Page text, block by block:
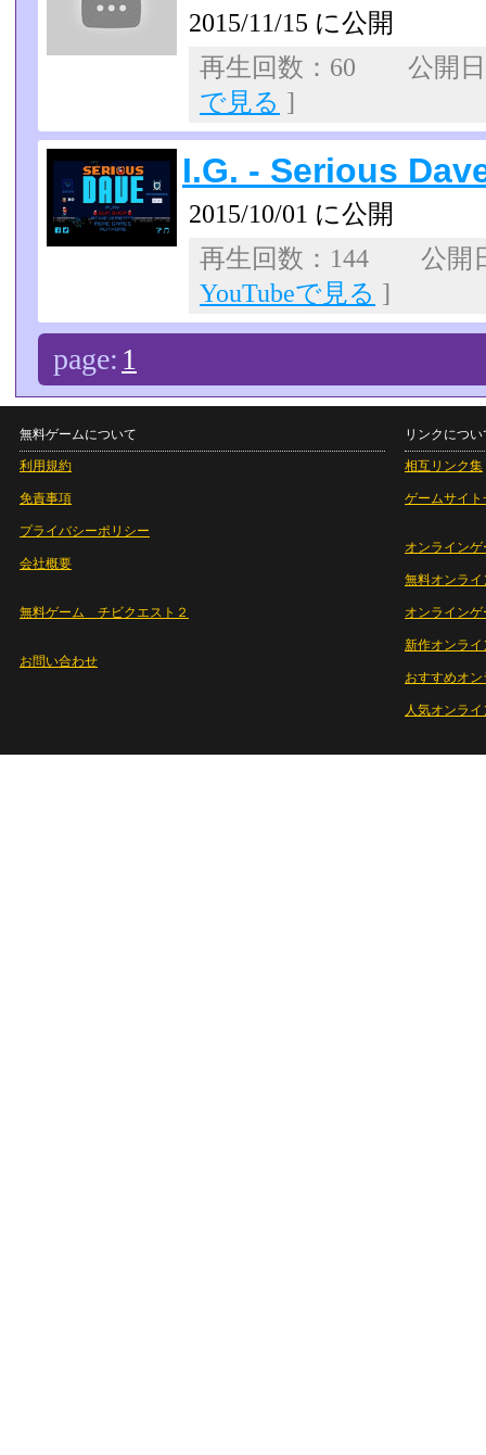
2015/11/15 に公開
再生回数：60 公開
で見る ]
I.G. - Serious
2015/10/01 に公開
再生回数：144 公開
YouTubeで見る ]
page: 1
無料ゲームについて
利用規約
免責事項
プライバシーポリシー
会社概要
無料ゲーム チビクエスト２
お問い合わせ
リンクについ
相互リンク集
ゲームサイト
オンラインゲ
無料オンライ
オンライン
新作オンライ
おすすめオ
人気オンラ